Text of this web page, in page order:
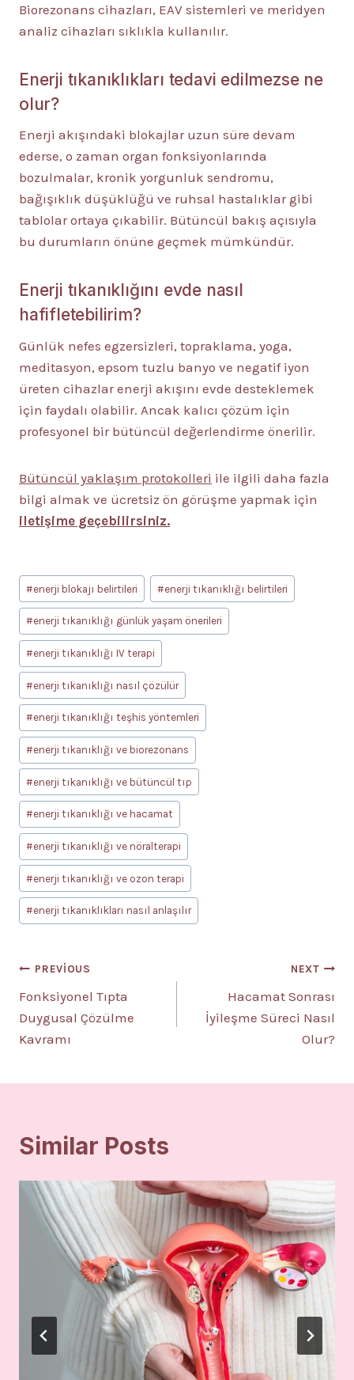
Biorezonans cihazları, EAV sistemleri ve meridyen
analiz cihazları sıklıkla kullanılır.
Enerji tıkanıklıkları tedavi edilmezse ne
olur?
Enerji akışındaki blokajlar uzun süre devam
ederse, o zaman organ fonksiyonlarında
bozulmalar, kronik yorgunluk sendromu,
bağışıklık düşüklüğü ve ruhsal hastalıklar gibi
tablolar ortaya çıkabilir. Bütüncül bakış açısıyla
bu durumların önüne geçmek mümkündür.
Enerji tıkanıklığını evde nasıl
hafifletebilirim?
Günlük nefes egzersizleri, topraklama, yoga,
meditasyon, epsom tuzlu banyo ve negatif iyon
üreten cihazlar enerji akışını evde desteklemek
için faydalı olabilir. Ancak kalıcı çözüm için
profesyonel bir bütüncül değerlendirme önerilir.
Bütüncül yaklaşım protokolleri ile ilgili daha fazla
bilgi almak ve ücretsiz ön görüşme yapmak için
iletişime geçebilirsiniz.
Post
Tags:
#enerji blokajı belirtileri #enerji tıkanıklığı belirtileri
#enerji tıkanıklığı günlük yaşam önerileri
#enerji tıkanıklığı IV terapi
#enerji tıkanıklığı nasıl çözülür
#enerji tıkanıklığı teşhis yöntemleri
#enerji tıkanıklığı ve biorezonans
#enerji tıkanıklığı ve bütüncül tıp
#enerji tıkanıklığı ve hacamat
#enerji tıkanıklığı ve nöralterapi
#enerji tıkanıklığı ve ozon terapi
#enerji tıkanıklıkları nasıl anlaşılır
Yazı
gezinmesi
PREVIOUS
Fonksiyonel Tıpta
Duygusal Çözülme
Kavramı
NEXT
Hacamat Sonrası
İyileşme Süreci Nasıl
Olur?
Similar Posts